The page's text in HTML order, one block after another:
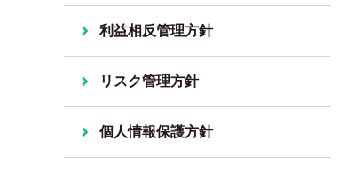
利益相反管理方針
リスク管理方針
個人情報保護方針